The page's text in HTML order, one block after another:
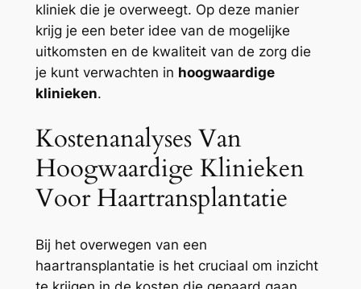
kliniek die je overweegt. Op deze manier
krijg je een beter idee van de mogelijke
uitkomsten en de kwaliteit van de zorg die
je kunt verwachten in hoogwaardige
klinieken.
Kostenanalyses Van
Hoogwaardige Klinieken
Voor Haartransplantatie
Bij het overwegen van een
haartransplantatie is het cruciaal om inzicht